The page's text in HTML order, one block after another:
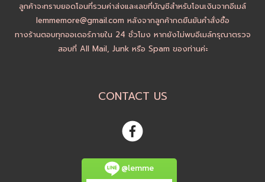
ลูกค้าจะทราบยอดโอนที่รวมค่าส่งและเลขที่บัญชีสำหรับโอนเงินจากอีเมล์
lemmemore@gmail.com หลังจากลูกค้ากดยืนยันคำสั่งซื้อ
ทางร้านตอบทุกออเดอร์ภายใน 24 ชั่วโมง หากยังไม่พบอีเมล์กรุณาตรวจ
สอบที่ All Mail, Junk หรือ Spam ของท่านค่ะ
CONTACT US
@lemme